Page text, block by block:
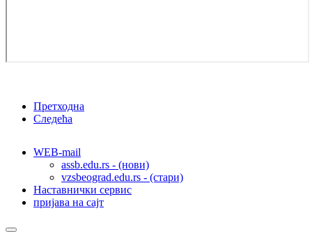
Претходна
Следећа
WEB-mail
assb.edu.rs - (нови)
vzsbeograd.edu.rs - (стари)
Наставнички сервис
пријава на сајт